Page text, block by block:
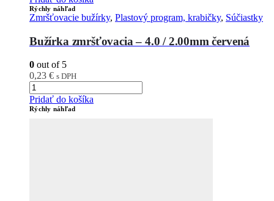
Rýchly náhľad
Zmršťovacie bužírky, Plastový program, krabičky, Súčiastky
Bužírka zmršťovacia – 4.0 / 2.00mm červená
0 out of 5
0,23 € s DPH
Pridať do košíka
Rýchly náhľad